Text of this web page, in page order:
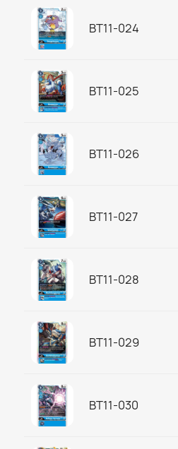
BT11-024
BT11-025
BT11-026
BT11-027
BT11-028
BT11-029
BT11-030